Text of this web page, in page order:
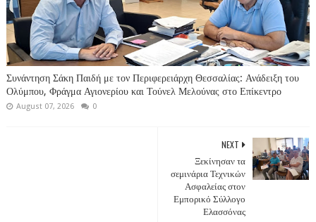
Συνάντηση Σάκη Παιδή με τον Περιφερειάρχη Θεσσαλίας: Ανάδειξη του
Ολύμπου, Φράγμα Αγιονερίου και Τούνελ Μελούνας στο Επίκεντρο
August 07, 2026 0
NEXT
Ξεκίνησαν τα
σεμινάρια Τεχνικών
Ασφαλείας στον
Εμπορικό Σύλλογο
Ελασσόνας